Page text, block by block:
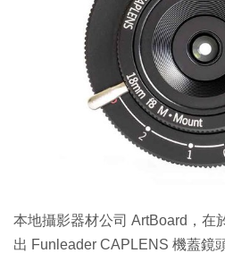
本地攝影器材公司 ArtBoard，在
出 Funleader CAPLENS 機蓋鏡